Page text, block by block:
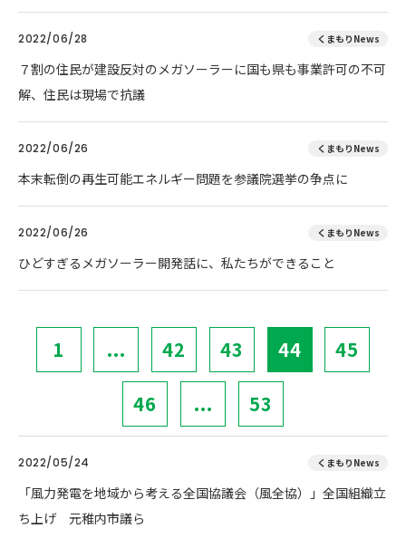
2022/06/28 くまもりNews
７割の住民が建設反対のメガソーラーに国も県も事業許可の不可
解、住民は現場で抗議
2022/06/26 くまもりNews
本末転倒の再生可能エネルギー問題を参議院選挙の争点に
2022/06/26 くまもりNews
ひどすぎるメガソーラー開発話に、私たちができること
1 ... 42 43 44 45
46 ... 53
2022/05/24 くまもりNews
「風力発電を地域から考える全国協議会（風全協）」全国組織立
ち上げ 元稚内市議ら